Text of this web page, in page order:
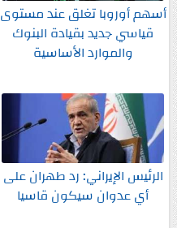
أسهم أوروبا تغلق عند مستوى
قياسي جديد بقيادة البنوك
والموارد الأساسية
الرئيس الإيراني: رد طهران على
أي عدوان سيكون قاسيا